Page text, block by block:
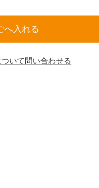
へ入れる
いて問い合わせる